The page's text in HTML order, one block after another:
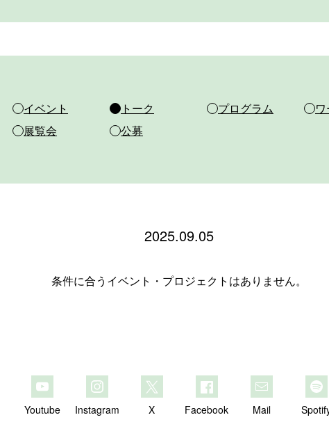
イベント トーク プログラム
展覧会
公募
2025.09.05
条件に合うイベント・プロジェクトはありません。
Youtube Instagram X Facebook Mail